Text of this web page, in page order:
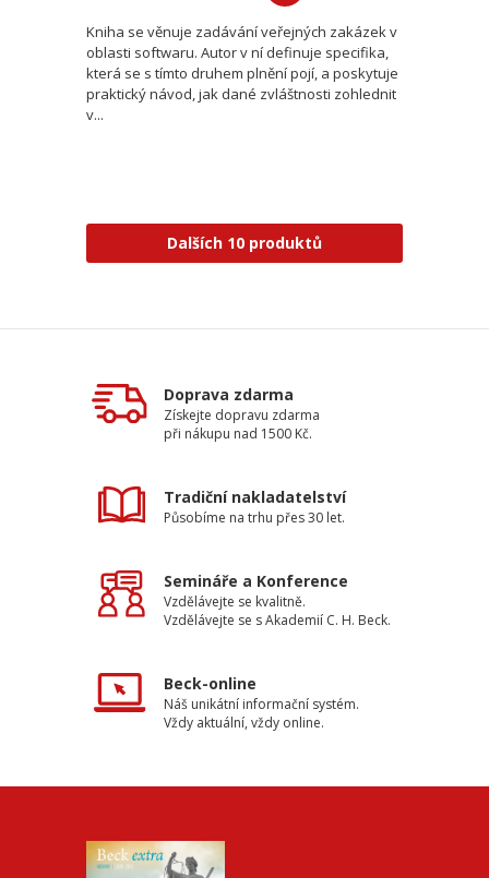
Kniha se věnuje zadávání veřejných zakázek v
oblasti softwaru. Autor v ní definuje specifika,
která se s tímto druhem plnění pojí, a poskytuje
praktický návod, jak dané zvláštnosti zohlednit
v...
Dalších 10 produktů
Doprava zdarma
Získejte dopravu zdarma
při nákupu nad 1500 Kč.
Tradiční nakladatelství
Působíme na trhu přes 30 let.
Semináře a Konference
Vzdělávejte se kvalitně.
Vzdělávejte se s Akademií C. H. Beck.
Beck-online
Náš unikátní informační systém.
Vždy aktuální, vždy online.